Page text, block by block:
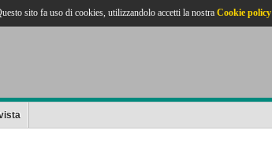
sito fa uso di cookies, utilizzandolo accetti la nostra Cookie policy